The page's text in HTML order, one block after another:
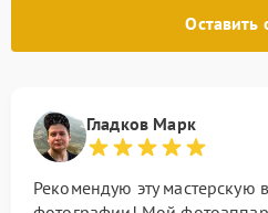
Оставить
Гладков Марк
Рекомендую эту мастерскую